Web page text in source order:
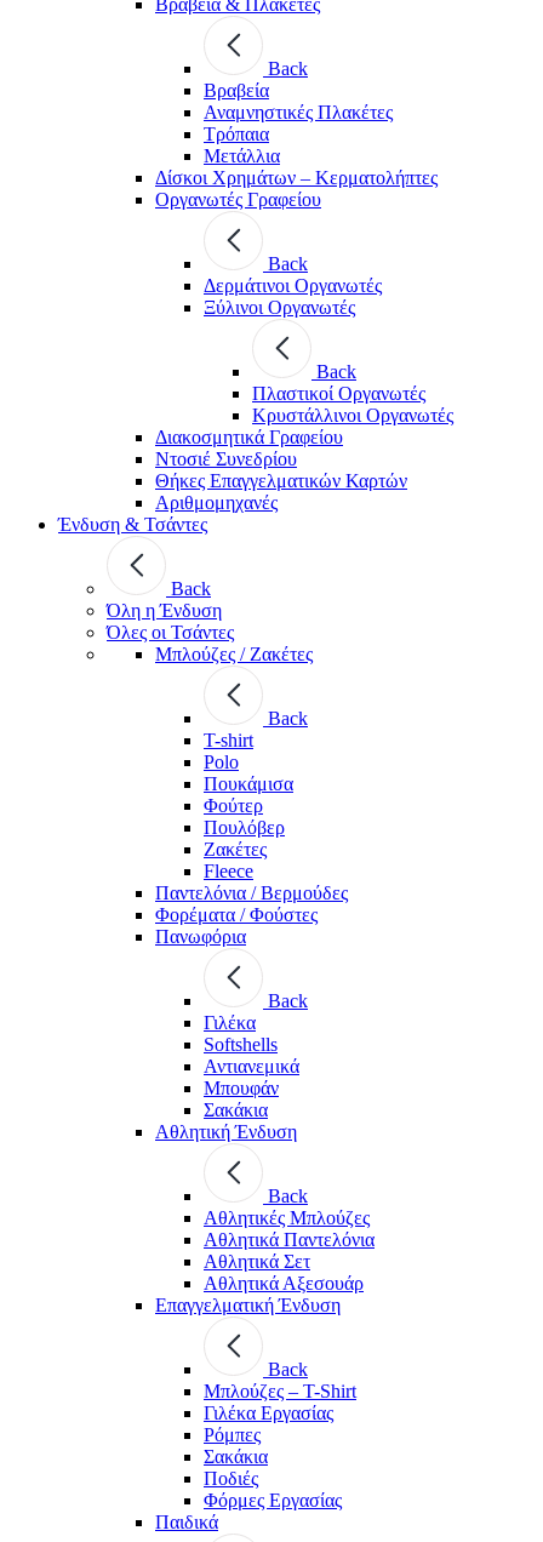
Back
Βραβεία
Αναμνηστικές Πλακέτες
Τρόπαια
Μετάλλια
Δίσκοι Χρημάτων – Κερματολήπτες
Οργανωτές Γραφείου
Back
Δερμάτινοι Οργανωτές
Ξύλινοι Οργανωτές
Back
Πλαστικοί Οργανωτές
Κρυστάλλινοι Οργανωτές
Διακοσμητικά Γραφείου
Ντοσιέ Συνεδρίου
Θήκες Επαγγελματικών Καρτών
Αριθμομηχανές
Ένδυση & Τσάντες
Back
Όλη η Ένδυση
Όλες οι Τσάντες
Μπλούζες / Ζακέτες
Back
T-shirt
Polo
Πουκάμισα
Φούτερ
Πουλόβερ
Ζακέτες
Fleece
Παντελόνια / Βερμούδες
Φορέματα / Φούστες
Πανωφόρια
Back
Γιλέκα
Softshells
Αντιανεμικά
Μπουφάν
Σακάκια
Αθλητική Ένδυση
Back
Aθλητικές Μπλούζες
Αθλητικά Παντελόνια
Αθλητικά Σετ
Αθλητικά Αξεσουάρ
Επαγγελματική Ένδυση
Back
Μπλούζες – T-Shirt
Γιλέκα Εργασίας
Ρόμπες
Σακάκια
Ποδιές
Φόρμες Εργασίας
Παιδικά